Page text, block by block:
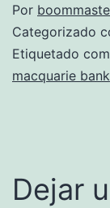
Por
Categorizado
Etiquetado
macquarie bank
Dejar